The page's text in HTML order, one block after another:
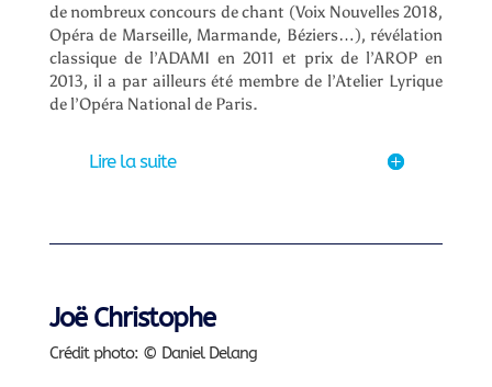
de nombreux concours de chant (Voix Nouvelles 2018,
Opéra de Marseille, Marmande, Béziers…), révélation
classique de l’ADAMI en 2011 et prix de l’AROP en
2013, il a par ailleurs été membre de l’Atelier Lyrique
de l’Opéra National de Paris.
Lire la suite
Joë Christophe
Crédit photo: © Daniel Delang